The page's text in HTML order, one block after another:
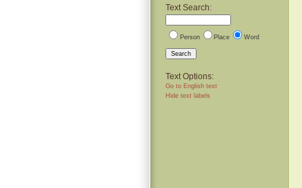
Text Search:
Person Place Word
Search
Text Options:
Go to English text
Hide text labels